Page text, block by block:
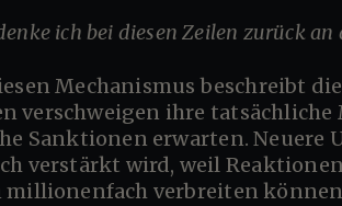
denke ich bei diesen Zeilen zurück
verschweigen ihre
Sanktionen erwarten. Neuere
verstärkt wird, weil
verbreiten können